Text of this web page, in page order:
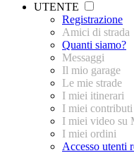
UTENTE
Registrazione
Amici di strada
Quanti siamo?
Messaggi
Il mio garage
Le mie strade
I miei itinerari
I miei contributi
I miei video su
I miei ordini
Accesso utenti